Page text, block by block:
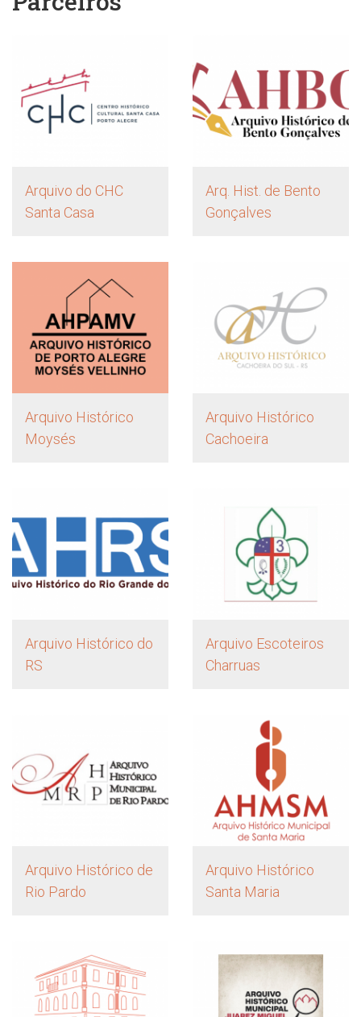
Arquivo do CHC
Santa Casa
Arq. Hist. de Bento
Gonçalves
Arquivo Histórico
Moysés
Arquivo Histórico
Cachoeira
Arquivo Histórico do
RS
Arquivo Escoteiros
Charruas
Arquivo Histórico de
Rio Pardo
Arquivo Histórico
Santa Maria